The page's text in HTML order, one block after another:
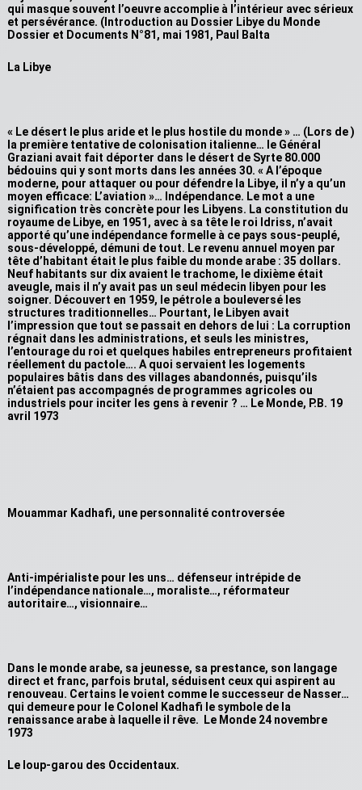
qui masque souvent l’oeuvre accomplie à l’intérieur avec sérieux
et persévérance. (Introduction au Dossier Libye du Monde
Dossier et Documents N°81, mai 1981, Paul Balta
La Libye
« Le désert le plus aride et le plus hostile du monde » … (Lors de )
la première tentative de colonisation italienne… le Général
Graziani avait fait déporter dans le désert de Syrte 80.000
bédouins qui y sont morts dans les années 30. « A l’époque
moderne, pour attaquer ou pour défendre la Libye, il n’y a qu’un
moyen efficace: L’aviation »… Indépendance. Le mot a une
signification très concrète pour les Libyens. La constitution du
royaume de Libye, en 1951, avec à sa tête le roi Idriss, n’avait
apporté qu’une indépendance formelle à ce pays sous-peuplé,
sous-développé, démuni de tout. Le revenu annuel moyen par
tête d’habitant était le plus faible du monde arabe : 35 dollars.
Neuf habitants sur dix avaient le trachome, le dixième était
aveugle, mais il n’y avait pas un seul médecin libyen pour les
soigner. Découvert en 1959, le pétrole a bouleversé les
structures traditionnelles… Pourtant, le Libyen avait
l’impression que tout se passait en dehors de lui : La corruption
régnait dans les administrations, et seuls les ministres,
l’entourage du roi et quelques habiles entrepreneurs profitaient
réellement du pactole…. A quoi servaient les logements
populaires bâtis dans des villages abandonnés, puisqu’ils
n’étaient pas accompagnés de programmes agricoles ou
industriels pour inciter les gens à revenir ? … Le Monde, P.B. 19
avril 1973
Mouammar Kadhafi, une personnalité controversée
Anti-impérialiste pour les uns… défenseur intrépide de
l’indépendance nationale…, moraliste…, réformateur
autoritaire…, visionnaire…
Dans le monde arabe, sa jeunesse, sa prestance, son langage
direct et franc, parfois brutal, séduisent ceux qui aspirent au
renouveau. Certains le voient comme le successeur de Nasser…
qui demeure pour le Colonel Kadhafi le symbole de la
renaissance arabe à laquelle il rêve. Le Monde 24 novembre
1973
Le loup-garou des Occidentaux.